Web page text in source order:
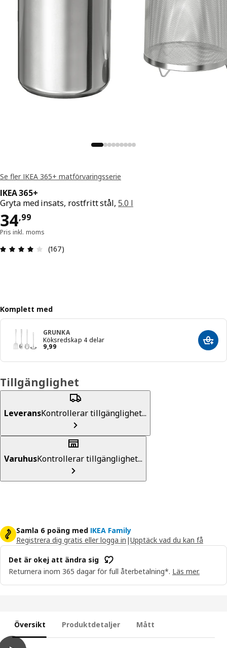
Se fler IKEA 365+ matförvaringsserie
IKEA 365+
Gryta med insats, rostfritt stål,5.0 l
34,99
Pris 34,99
Pris inkl. moms
Recension: 4 / 5 stjärnor. Totalt antal
(167)
Komplett med
GRUNKA
Köksredskap 4 delar
9,99
Pris 9,99 Lägg
Tillgänglighet
LeveransKontrollerar tillgänglighet...
VaruhusKontrollerar tillgänglighet...
Samla 6 poäng med IKEA Family
Registrera dig gratis eller logga in |Upptäck vad du kan få
Det är okej att ändra sig
Returnera inom 365 dagar för full återbetalning*. Läs mer.
Översikt Produktdetaljer Mått